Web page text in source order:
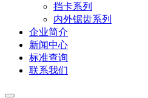
挡卡系列
内外锯齿系列
企业简介
新闻中心
标准查询
联系我们